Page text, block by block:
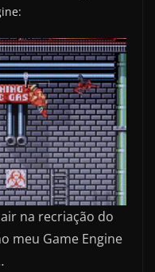
na recriação do
meu Game Engine